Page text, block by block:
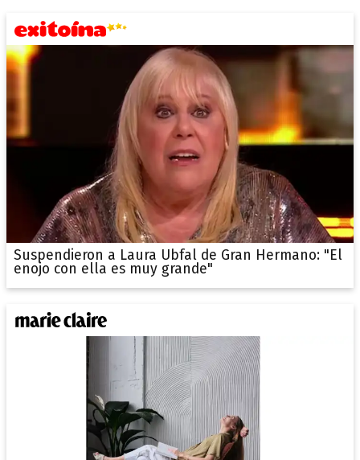
Suspendieron a Laura Ubfal de Gran Hermano: "El
enojo con ella es muy grande"